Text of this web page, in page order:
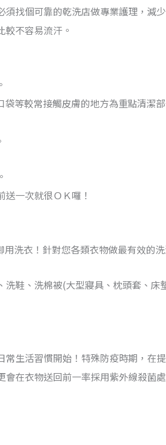
找個可靠的乾洗店做專業護理，
不容易流汗。
等較常接觸皮膚的地方為重點清潔部
一次就很ＯＫ囉！
洗衣！針對您各類衣物做最有效的
鞋、洗棉被(大型寢具、枕頭套、
生活習慣開始！特殊防疫時期，
在衣物送回前一率採用紫外線殺菌